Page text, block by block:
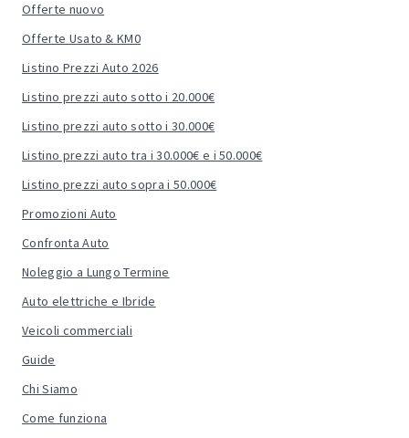
Offerte nuovo
Offerte Usato & KM0
Listino Prezzi Auto 2026
Listino prezzi auto sotto i 20.000€
Listino prezzi auto sotto i 30.000€
Listino prezzi auto tra i 30.000€ e i 50.000€
Listino prezzi auto sopra i 50.000€
Promozioni Auto
Confronta Auto
Noleggio a Lungo Termine
Auto elettriche e Ibride
Veicoli commerciali
Guide
Chi Siamo
Come funziona